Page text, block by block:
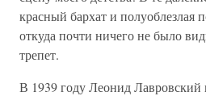
красный бархат и полуоблезлая
откуда почти ничего не было
трепет.
В 1939 году Леонид Лавровский